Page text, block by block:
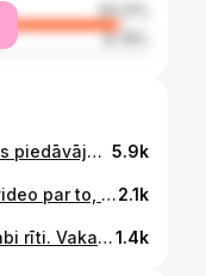
93.21%
6.79%
📌 Nereti klientu dārzu konceptos piedāvājam OGULĀJU ŠPALERU kā virtuves vai griezto ziedu dārza norobežojošo joslu. Šis ir perfekts un izteikti estētisks veids, kā audzēt ogulājus!🌟 Un beidzot bija pienācis laiks šim video, lai parādītu arī jums, kā izskatās ražas novākšanas brīdis (filmēts pirms pāris nedēļām)!🌱☺️ Skaista un estētiska! Uzturēšanā jāpieskata, īpaši pavasara pusē, kad jāizlauž sānu dzinumi. ❗️Izveidošana gan no būvniecības viedokļa drusku sarežģītāka. Mūsuprāt noteikti apsverams elements mūsdienīgā dārzā! Ja šis noderēja, atstāj sirsniņu un saglabā, lai atkal kaut ko redzētu no mums!🙏 #dārzs #dārzadizains #espalier #garden #ogulāji 5.9k
Kad sapņi piepildās! Te garāks video par to, kā stādīt magnoliju (tās vietā varētu būt arī cits koks vai krūms) lielā puķu podā. Ceram, ka laika būs vēlīgs un šajā sezonā izdosies to arī baudīt. Video stādam Zvaigžņu magnolijas (Magnolia stellata) dižstādu apaļa krūma formā 90cm diametra puķu podā no sērijas Sand Dune. Abi pieejami Let it bloom interneta veikalā, saite profilā (magnolijas stāds veikalā drusku mazāka izmēra, ja vēlies lielāku, raksti DM). #dārzs #dārzadizains #puķupodi #letitbloomLatvija2.1k
Rīti, kad ciemos atnāk Rude, ir labi rīti. Vakar atkal viens tāds bija 😇1.4k